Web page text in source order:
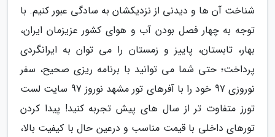
شناخت آن ها و دیدنی از نزدیکشان به سادگی عبور کنیم. با
توجه به چهار فصل بودن آب و هوای کشور عزیزمان ایران،
بهار، تابستان، پاییز و زمستان را می توان به ایرانگردی
پرداخت؛ حتی شما می توانید با برنامه ریزی صحیح، سفر
نوروزی 97 خود را با آفرهای تور مشهد نوروز 97 سایت لست
تورز متفاوت تر از سال های پیش تجربه کنید! پیدا کردن
تورهای داخلی با قیمت مناسب و درعین حال با کیفیت بالا،